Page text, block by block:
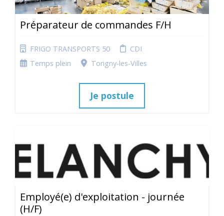
Préparateur de commandes F/H
FRIGO TRANSPORTS 50
CDI
Temps plein
Torigny-les-Villes
Je postule
Employé(e) d'exploitation - journée
(H/F)